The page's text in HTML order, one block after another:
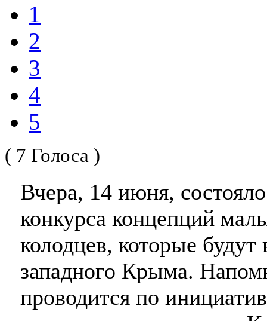
1
2
3
4
5
( 7 Голоса )
Вчера, 14 июня,
конкурса концепций
колодцев, которые
западного Крыма.
проводится по